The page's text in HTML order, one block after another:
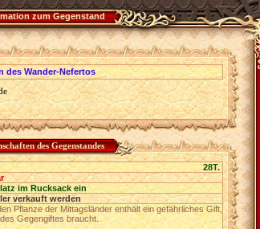
zum Gegenstand
des Wander-Nefertos
des Gegenstandes
28T.
im Rucksack ein
verkauft werden
Pflanze der Mittagsländer enthält ein gefährliches Gift,
Gegengiftes braucht.